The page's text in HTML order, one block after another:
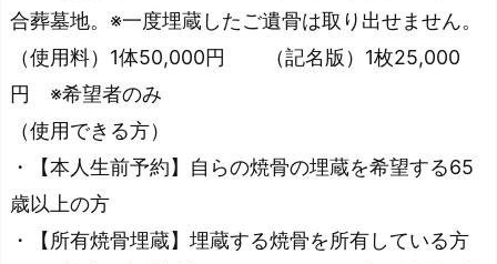
合葬墓地。※一度埋蔵したご遺骨は取り出せません。
（使用料）1体50,000円 （記名版）1枚25,000
円 ※希望者のみ
（使用できる方）
・【本人生前予約】自らの焼骨の埋蔵を希望する65
歳以上の方
・【所有焼骨埋蔵】埋蔵する焼骨を所有している方